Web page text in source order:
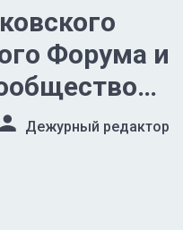
Форума и
с Новым
Дежурный редактор